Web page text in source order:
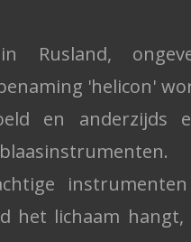
Rusland,
'helicon'
en anderzijds
het lichaam hangt,